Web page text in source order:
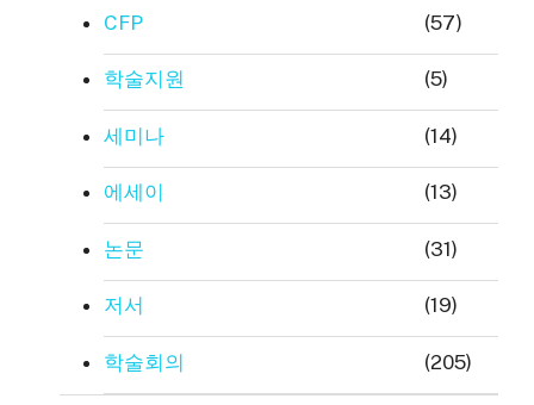
CFP (57)
학술지원 (5)
세미나 (14)
에세이 (13)
논문 (31)
저서 (19)
학술회의 (205)